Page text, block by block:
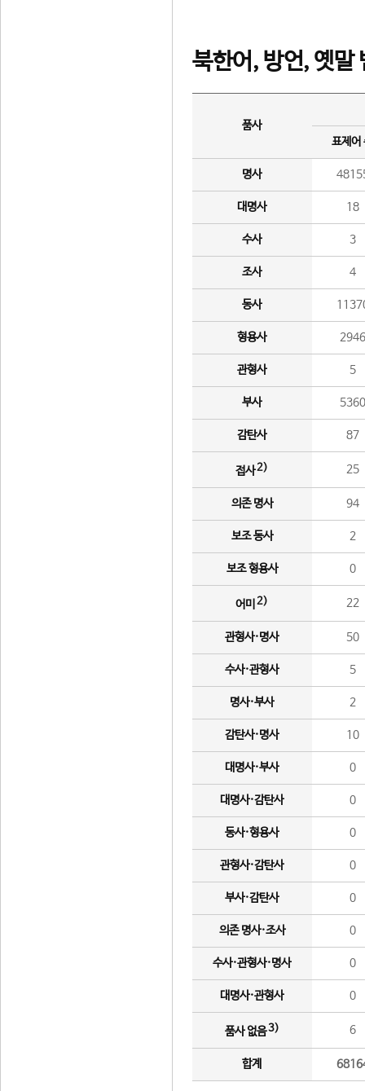
북한어, 방언, 옛말
품사
표제어
명사
대명사 18
수사 3
조사 4
동사
형용사 2946
관형사 5
부사 5360
감탄사 87
접사2) 25
의존 명사 94
보조 동사 2
보조 형용사 0
어미 2) 22
관형사·명사 50
수사·관형사 5
명사·부사 2
감탄사·명사 10
대명사·부사 0
대명사·감탄사 0
동사·형용사 0
관형사·감탄사 0
부사·감탄사 0
의존 명사·조사 0
수사·관형사·명사 0
대명사·관형사 0
품사 없음3) 6
합계